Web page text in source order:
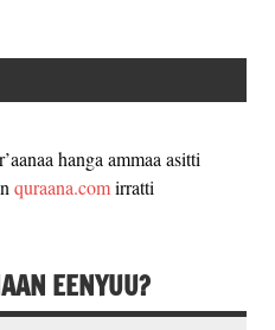
hanga ammaa asitti
quraana.comirratti
EENYUU?